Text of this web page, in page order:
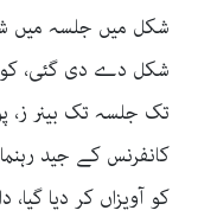
شکل میں جلسہ میں
شکل دے دی گئی،
تک جلسہ تک بینر ز،
کانفرنس کے جید
کو آویزاں کر دیا